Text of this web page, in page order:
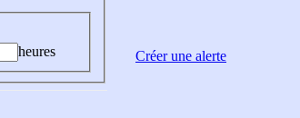
heures
Créer une alerte